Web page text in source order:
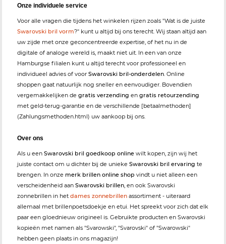
Onze individuele service
Voor alle vragen die tijdens het winkelen rijzen zoals "Wat is de juiste
Swarovski bril vorm?" kunt u altijd bij ons terecht. Wij staan altijd aan
uw zijde met onze geconcentreerde expertise, of het nu in de
digitale of analoge wereld is, maakt niet uit. In een van onze
Hamburgse filialen kunt u altijd terecht voor professioneel en
individueel advies of voor Swarovski bril-onderdelen. Online
shoppen gaat natuurlijk nog sneller en eenvoudiger. Bovendien
vergemakkelijken de gratis verzending en gratis retourzending
met geld-terug-garantie en de verschillende [betaalmethoden]
(Zahlungsmethoden.html) uw aankoop bij ons.
Over ons
Als u een Swarovski bril goedkoop online wilt kopen, zijn wij het
juiste contact om u dichter bij de unieke Swarovski bril ervaring te
brengen. In onze merk brillen online shop vindt u niet alleen een
verscheidenheid aan Swarovski brillen, en ook Swarovski
zonnebrillen in het dames zonnebrillen assortiment - uiteraard
allemaal met brillenpoetsdoekje en etui. Het spreekt voor zich dat elk
paar een gloednieuw origineel is. Gebruikte producten en Swarovski
kopieën met namen als "Svarowski", "Svarovski" of "Swarowski"
hebben geen plaats in ons magazijn!